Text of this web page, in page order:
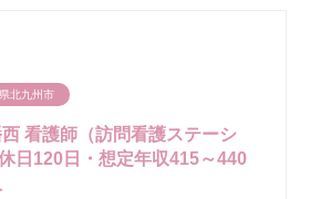
北九州市
看護師（訪問看護ステーシ
日120日・想定年収415～440